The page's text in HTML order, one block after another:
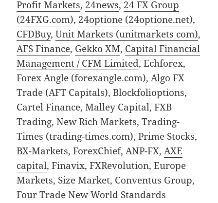
Profit Markets, 24news, 24 FX Group
(24FXG.com), 24optione (24optione.net),
CFDBuy,Unit Markets (unitmarkets com),
AFS Finance, Gekko XM, Capital Financial
Management / CFM Limited, Echforex,
Forex Angle (forexangle.com), Algo FX
Trade (AFT Capitals), Blockfolioptions,
Cartel Finance, Malley Capital, FXB
Trading, New Rich Markets, Trading-
Times (trading-times.com), Prime Stocks,
BX-Markets, ForexChief, ANP-FX,AXE
capital, Finavix, FXRevolution, Europe
Markets, Size Market, Conventus Group,
Four Trade New World Standards